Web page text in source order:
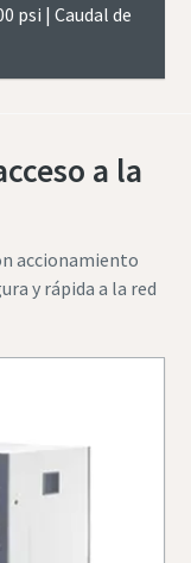
psi | Caudal de
a la
accionamiento
y rápida a la red